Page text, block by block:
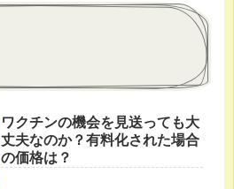
ワクチンの機会を見送っても大
丈夫なのか？有料化された場合
の価格は？